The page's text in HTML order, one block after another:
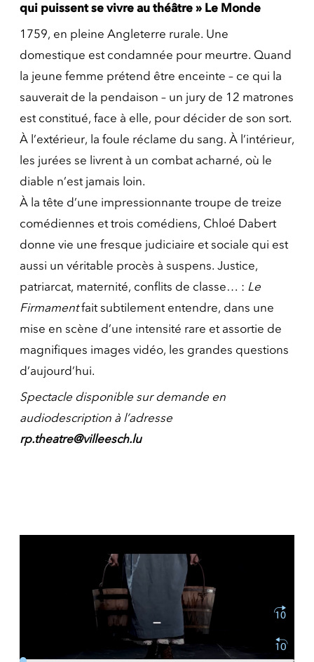
qui puissent se vivre au théâtre » Le Monde
1759, en pleine Angleterre rurale. Une
domestique est condamnée pour meurtre. Quand
la jeune femme prétend être enceinte – ce qui la
sauverait de la pendaison – un jury de 12 matrones
est constitué, face à elle, pour décider de son sort.
À l’extérieur, la foule réclame du sang. À l’intérieur,
les jurées se livrent à un combat acharné, où le
diable n’est jamais loin.
À la tête d’une impressionnante troupe de treize
comédiennes et trois comédiens, Chloé Dabert
donne vie une fresque judiciaire et sociale qui est
aussi un véritable procès à suspens. Justice,
patriarcat, maternité, conflits de classe… : Le
Firmamentfait subtilement entendre, dans une
mise en scène d’une intensité rare et assortie de
magnifiques images vidéo, les grandes questions
d’aujourd’hui.
Spectacle disponible sur demande en
audiodescription à l’adresse
rp.theatre@villeesch.lu